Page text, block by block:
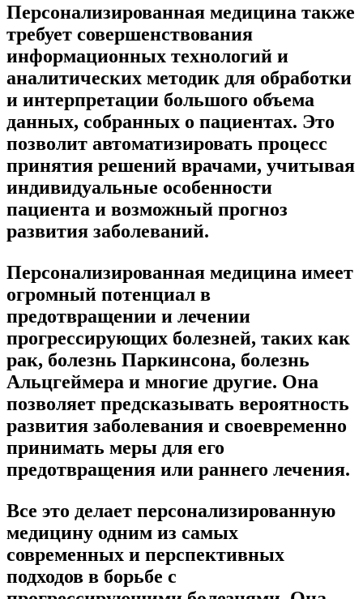
Персонализированная медицина также
требует совершенствования
информационных технологий и
аналитических методик для обработки
и интерпретации большого объема
данных, собранных о пациентах. Это
позволит автоматизировать процесс
принятия решений врачами, учитывая
индивидуальные особенности
пациента и возможный прогноз
развития заболеваний.
Персонализированная медицина имеет
огромный потенциал в
предотвращении и лечении
прогрессирующих болезней, таких как
рак, болезнь Паркинсона, болезнь
Альцгеймера и многие другие. Она
позволяет предсказывать вероятность
развития заболевания и своевременно
принимать меры для его
предотвращения или раннего лечения.
Все это делает персонализированную
медицину одним из самых
современных и перспективных
подходов в борьбе с